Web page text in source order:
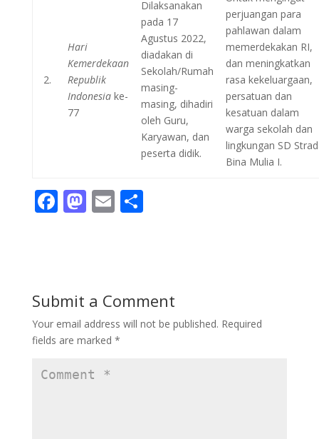
2.
Hari
Kemerdekaan
Republik
Indonesia ke-
77
Dilaksanakan
pada 17
Agustus 2022,
diadakan di
Sekolah/Rumah
masing-
masing, dihadiri
oleh Guru,
Karyawan, dan
peserta didik.
perjuangan para
pahlawan dalam
memerdekakan RI,
dan meningkatkan
rasa kekeluargaan,
persatuan dan
kesatuan dalam
warga sekolah dan
lingkungan SD
Bina Mulia I.
F
o
o
k
M
o
n
E S
Submit a Comment
Your email address will not be published. Required
fields are marked *